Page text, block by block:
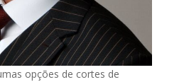
opções de cortes de